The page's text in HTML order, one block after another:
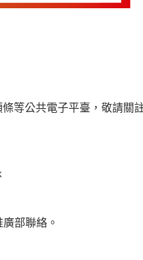
等公共電子平臺，敬請關
部聯絡。